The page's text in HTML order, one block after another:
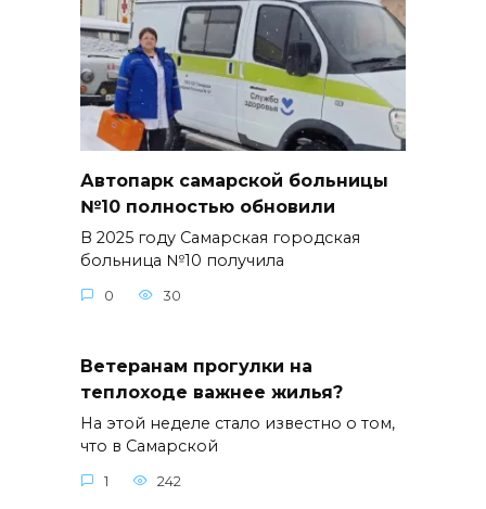
Автопарк самарской больницы
№10 полностью обновили
В 2025 году Самарская городская
больница №10 получила
0 30
Ветеранам прогулки на
теплоходе важнее жилья?
На этой неделе стало известно о том,
что в Самарской
1 242